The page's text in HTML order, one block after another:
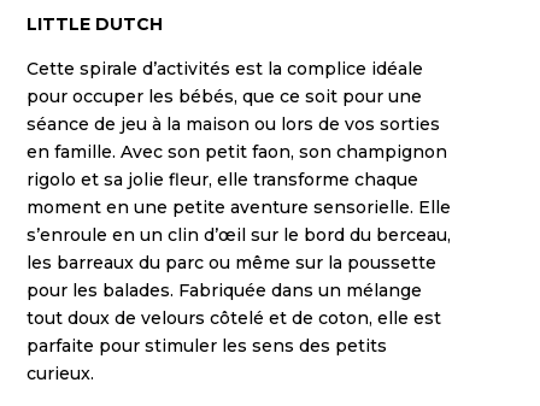
LITTLE DUTCH
Cette spirale d’activités est la complice idéale
pour occuper les bébés, que ce soit pour une
séance de jeu à la maison ou lors de vos sorties
en famille. Avec son petit faon, son champignon
rigolo et sa jolie fleur, elle transforme chaque
moment en une petite aventure sensorielle. Elle
s’enroule en un clin d’œil sur le bord du berceau,
les barreaux du parc ou même sur la poussette
pour les balades. Fabriquée dans un mélange
tout doux de velours côtelé et de coton, elle est
parfaite pour stimuler les sens des petits
curieux.